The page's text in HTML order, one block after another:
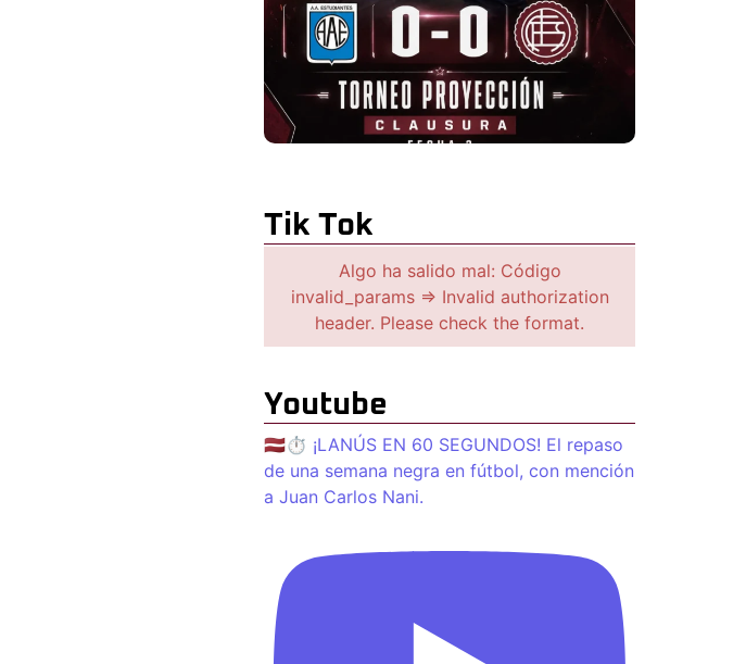
Tik Tok
Algo ha salido mal: Código
invalid_params => Invalid authorization
header. Please check the format.
Youtube
🇱🇻⏱️ ¡LANÚS EN 60 SEGUNDOS! El repaso
de una semana negra en fútbol, con mención
a Juan Carlos Nani.